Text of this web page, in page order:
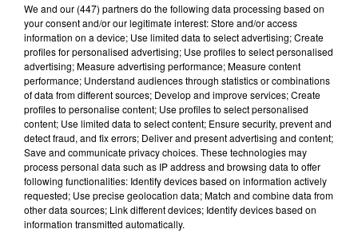
7 août 2026
Rihanna de retour en studio ? A$AP
Rocky relance l'espoir des fans
7 août 2026
Tayc et Didi B dévoilent le single le plus
dansant de l’année
Franglish et Keblack dévoilent une
We and our (447) partnersdo the following data processing based on
your consent and/or our legitimate interest: Store and/or access
information on a device; Use limited data to select advertising; Create
profiles for personalised advertising; Use profiles to select personalised
advertising; Measure advertising performance; Measure content
performance; Understand audiences through statistics or combinations
of data from different sources; Develop and improve services; Create
profiles to personalise content; Use profiles to select personalised
content; Use limited data to select content; Ensure security, prevent and
detect fraud, and fix errors; Deliver and present advertising and content;
Save and communicate privacy choices. These technologies may
process personal data such as IP address and browsing data to offer
following functionalities: Identify devices based on information actively
requested; Use precise geolocation data; Match and combine data from
other data sources; Link different devices; Identify devices based on
information transmitted automatically.